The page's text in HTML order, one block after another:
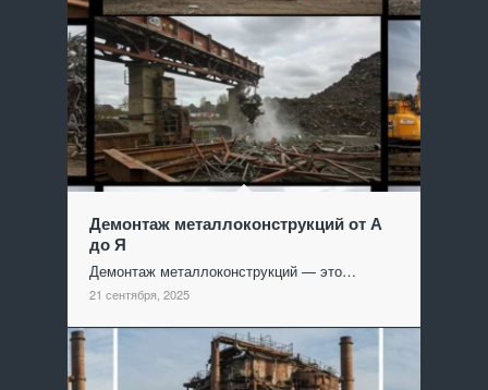
Демонтаж металлоконструкций от А
до Я
Демонтаж металлоконструкций — это…
21 сентября, 2025